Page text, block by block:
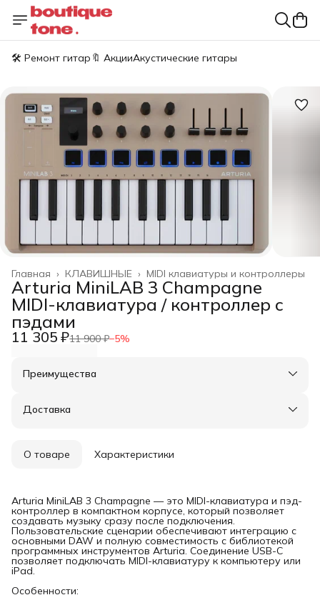
🛠️ Ремонт гитар 🔖 АкцииАкустические гитары
MIDI клавиатуры и контроллеры
КЛАВИШНЫЕ ›
Главная ›
Arturia MiniLAB 3 Champagne
MIDI-клавиатура / контроллер с
пэдами
11 305 ₽11 900 ₽−5%
Преимущества
Оплата частями в Сплит
Удобный возврат
Доставка
О товаре Характеристики
Arturia MiniLAB 3 Champagne — это MIDI-клавиатура и пэд-
контроллер в компактном корпусе, который позволяет
создавать музыку сразу после подключения.
Пользовательские сценарии обеспечивают интеграцию с
основными DAW и полную совместимость с библиотекой
программных инструментов Arturia. Соединение USB-C
позволяет подключать MIDI-клавиатуру к компьютеру или
iPad.
Особенности: